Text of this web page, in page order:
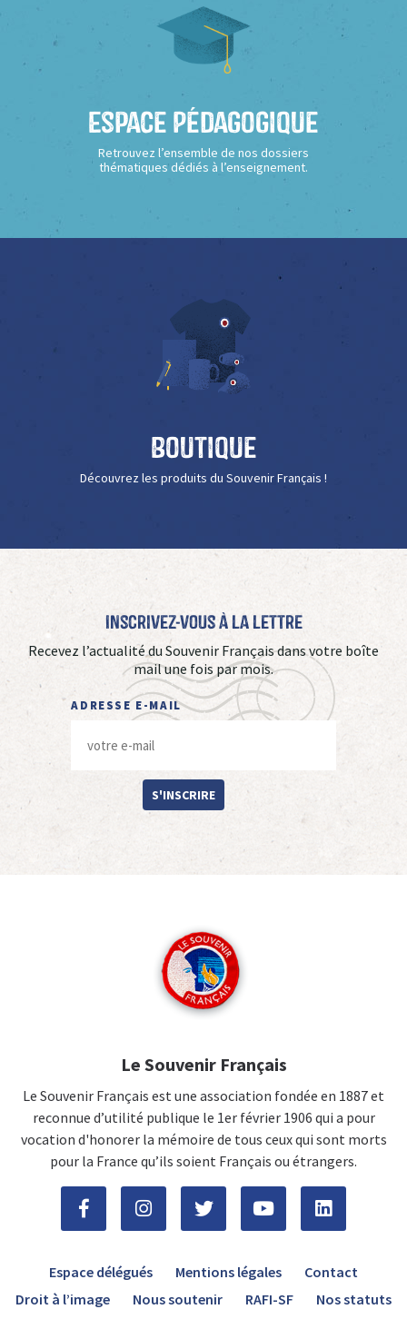
Espace Pédagogique
Retrouvez l’ensemble de nos dossiers
thématiques dédiés à l’enseignement.
Boutique
Découvrez les produits du Souvenir Français !
Inscrivez-vous à La Lettre
Recevez l’actualité du Souvenir Français dans votre boîte
mail une fois par mois.
ADRESSE E-MAIL
S'INSCRIRE
Le Souvenir Français
Le Souvenir Français est une association fondée en 1887 et
reconnue d’utilité publique le 1er février 1906 qui a pour
vocation d'honorer la mémoire de tous ceux qui sont morts
pour la France qu’ils soient Français ou étrangers.
Espace délégués Mentions légales
Contact
Droit à l’image
Nous soutenir RAFI-SF Nos statuts